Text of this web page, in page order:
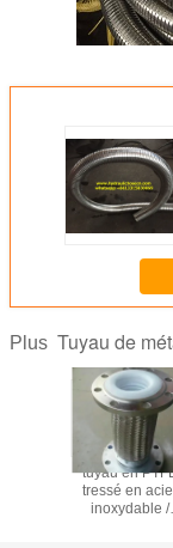
Plus Tuyau de
tuyau en
tressé en
inoxydable /